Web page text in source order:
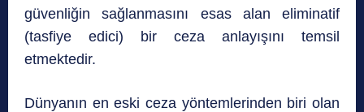
güvenliğin sağlanmasını esas alan eliminatif
(tasfiye edici) bir ceza anlayışını temsil
etmektedir.
Dünyanın en eski ceza yöntemlerinden biri olan